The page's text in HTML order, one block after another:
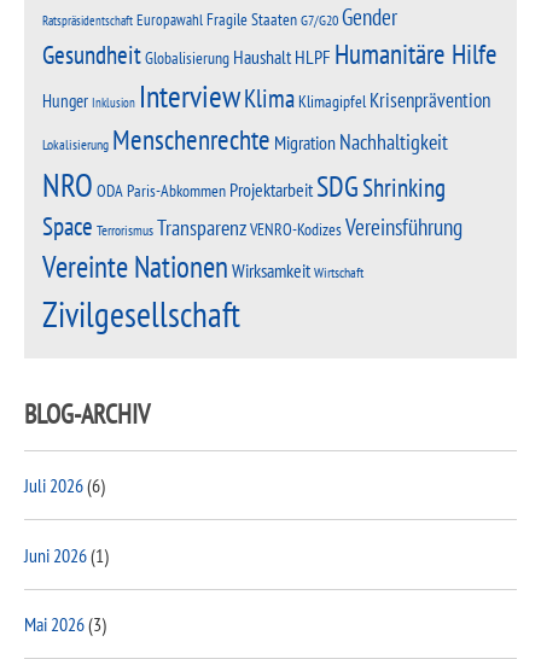
Ratspräsidentschaft EuropawahlFragile StaatenG7/G20Gender
GesundheitGlobalisierung HaushaltHLPF Humanitäre Hilfe
Hunger Inklusion InterviewKlimaKlimagipfel Krisenprävention
Lokalisierung Menschenrechte Migration Nachhaltigkeit
NRO ODAParis-Abkommen ProjektarbeitSDGShrinking
Space TerrorismusTransparenzVENRO-KodizesVereinsführung
Vereinte Nationen Wirksamkeit Wirtschaft
Zivilgesellschaft
BLOG-ARCHIV
Juli 2026(6)
Juni 2026(1)
Mai 2026(3)